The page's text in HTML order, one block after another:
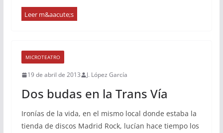
MICROTEATRO
19 de abril de 2013 J. López García
Dos budas en la Trans Vía
Ironías de la vida, en el mismo local donde estaba la
tienda de discos Madrid Rock, lucían hace tiempo los